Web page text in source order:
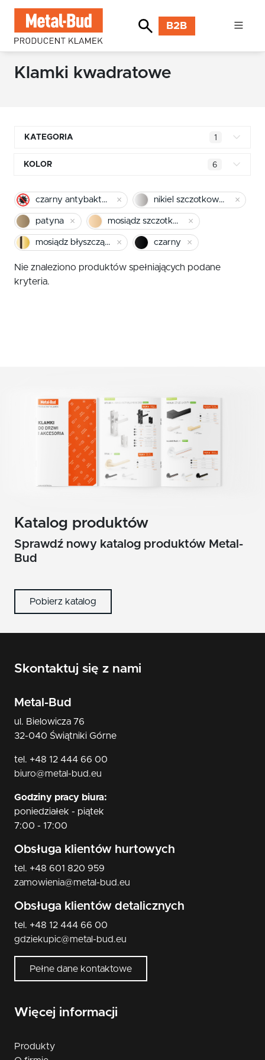
B2B
Klamki kwadratowe
KATEGORIA 1
Klamki kwadratowe
Klamki INOX stal nierdzewna
Klamki premium
Klamki z długim szyldem
Klamki zewnętrzne
KOLOR 6
nikiel szczotkowany
biały
grafit/chrom
nikiel szczotkowany mat
mosiądz błyszczący
czarny
nikiel satyna velvet
czarny antybakteryjny nikiel szczotkowany
patyna mosiądz szczotkowany
mosiądz błyszczący czarny
Nie znaleziono produktów spełniających podane
kryteria.
Katalog produktów
Sprawdź nowy katalog produktów Metal-
Bud
Pobierz katalog
Skontaktuj się z nami
Metal-Bud
ul. Bielowicza 76
32-040 Świątniki Górne
tel. +48 12 444 66 00
biuro@metal-bud.eu
Godziny pracy biura:
poniedziałek - piątek
7:00 - 17:00
Obsługa klientów hurtowych
tel. +48 601 820 959
zamowienia@metal-bud.eu
Obsługa klientów detalicznych
tel. +48 12 444 66 00
gdziekupic@metal-bud.eu
Pełne dane kontaktowe
Więcej informacji
Produkty